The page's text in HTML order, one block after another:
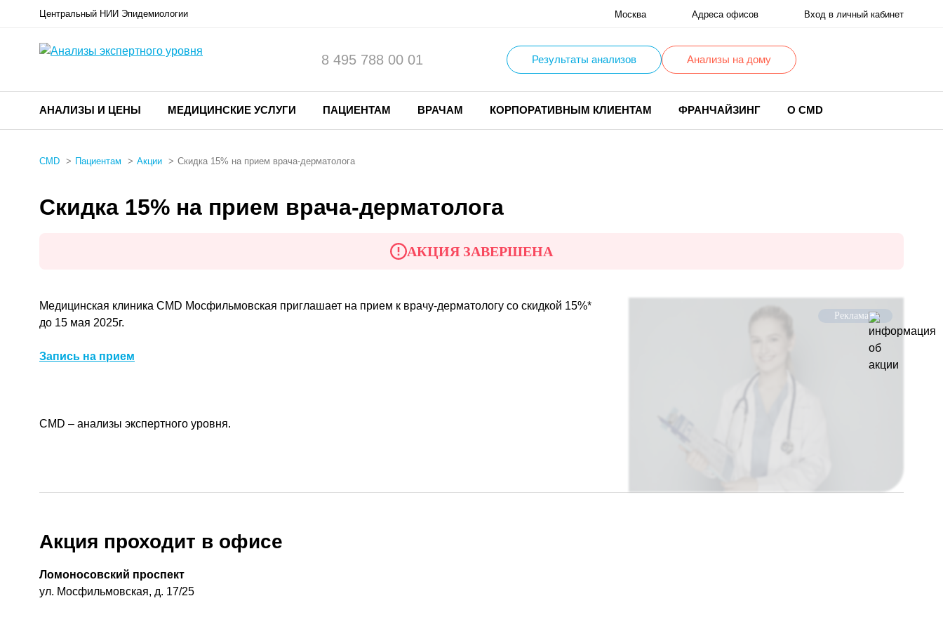
Центральный НИИ Эпидемиологии Москва Адреса офисов Вход в личный кабинет
8 495 788 00 01 Результаты анализов Анализы на дому
АНАЛИЗЫ И ЦЕНЫ МЕДИЦИНСКИЕ УСЛУГИ ПАЦИЕНТАМ ВРАЧАМ КОРПОРАТИВНЫМ КЛИЕНТАМ ФРАНЧАЙЗИНГ О CMD
CMD Пациентам Акции Скидка 15% на прием врача-дерматолога
Скидка 15% на прием врача-дерматолога
АКЦИЯ ЗАВЕРШЕНА
Реклама
Медицинская клиника CMD Мосфильмовская приглашает на прием к врачу-дерматологу со скидкой 15%*
до 15 мая 2025г.
Запись на прием
CMD – анализы экспертного уровня.
Акция проходит в офисе
Ломоносовский проспект
ул. Мосфильмовская, д. 17/25